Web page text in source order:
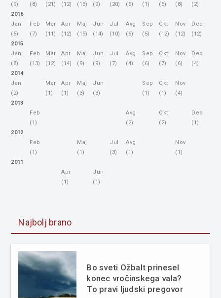
(9)
(8)
(21)
(12)
(13)
(9)
(20)
(6)
(1)
(6)
(8)
(2)
2016
Jan
(5)
Feb
(7)
Mar
(11)
Apr
(12)
Maj
(19)
Jun
(14)
Jul
(10)
Avg
(6)
Sep
(5)
Okt
(12)
Nov
(12)
Dec
(12)
2015
Jan
(8)
Feb
(13)
Mar
(12)
Apr
(14)
Maj
(9)
Jun
(9)
Jul
(7)
Avg
(4)
Sep
(6)
Okt
(7)
Nov
(6)
Dec
(4)
2014
Jan
(2)
Mar
(1)
Apr
(1)
Maj
(3)
Jun
(3)
Sep
(1)
Okt
(1)
Nov
(4)
2013
Feb
(1)
Avg
(2)
Okt
(2)
Dec
(1)
2012
Feb
(1)
Maj
(1)
Jul
(3)
Avg
(1)
Nov
(1)
2011
Apr
(1)
Jun
(1)
Najbolj brano
Bo sveti Ožbalt prinesel
konec vročinskega vala?
To pravi ljudski pregovor